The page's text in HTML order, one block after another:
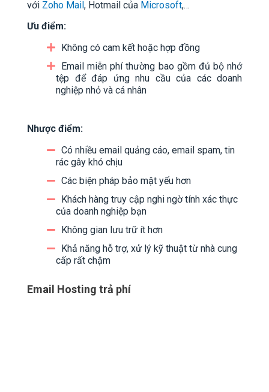
với Zoho Mail, Hotmail của Microsoft,…
Ưu điểm:
Không có cam kết hoặc hợp đồng
Email miễn phí thường bao gồm đủ bộ nhớ
tệp để đáp ứng nhu cầu của các doanh
nghiệp nhỏ và cá nhân
Nhược điểm:
Có nhiều email quảng cáo, email spam, tin
rác gây khó chịu
Các biện pháp bảo mật yếu hơn
Khách hàng truy cập nghi ngờ tính xác thực
của doanh nghiệp bạn
Không gian lưu trữ ít hơn
Khả năng hỗ trợ, xử lý kỹ thuật từ nhà cung
cấp rất chậm
Email Hosting trả phí